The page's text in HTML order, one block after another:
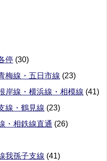
停 (30)
梅線・五日市線 (23)
岸線・横浜線・相模線 (41)
線・鶴見線 (23)
・相鉄線直通 (26)
我孫子支線 (41)